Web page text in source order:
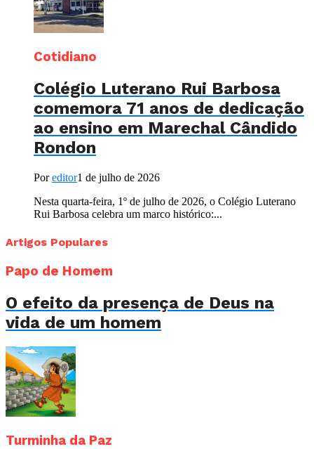
Cotidiano
Colégio Luterano Rui Barbosa
comemora 71 anos de dedicação
ao ensino em Marechal Cândido
Rondon
Poreditor1 de julho de 2026
Nesta quarta-feira, 1º de julho de 2026, o Colégio Luterano
Rui Barbosa celebra um marco histórico:...
Artigos Populares
Papo de Homem
O efeito da presença de Deus na
vida de um homem
Turminha da Paz